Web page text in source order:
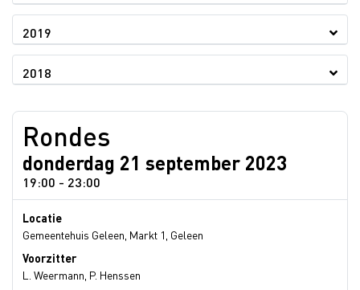
2019
2018
Rondes
donderdag 21 september 2023
19:00 - 23:00
Locatie
Gemeentehuis Geleen, Markt 1, Geleen
Voorzitter
L. Weermann, P. Henssen